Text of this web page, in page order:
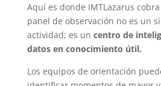
Aquí es donde IMTLazarus
panel de observación no es un
actividad; es un centro de
datos en conocimiento útil.
Los equipos de orientación